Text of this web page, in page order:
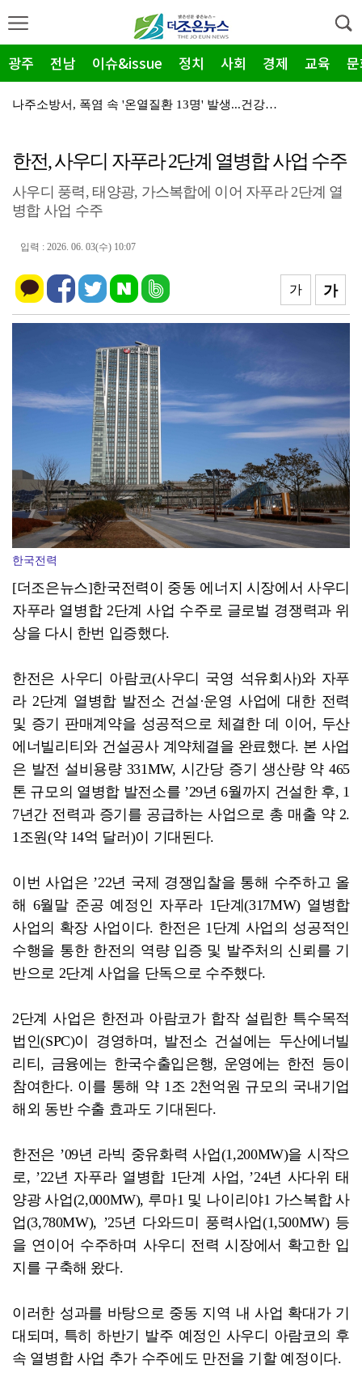
광주 전남 이슈&issue 정치 사회 경제 교육
나주소방서, 폭염 속 '온열질환 13명' 발생...건강…
민형배·김산 무안 회동, 군공항 이전 '상생 해법' 찾…
나주소방서-나주시 '안전 채운다', 재난취약가구 주거환…
광양제철소, 독거노인 마음이음 4천만원 사업비 전달
광산구자원봉사센터, 폭염 '심각'…통합지원단 출정
전남광주특별시 광산구, '자원순환 시민실천단' 가동
한전, 사우디 자푸라 2단계 열병합 사업 수주
사우디 풍력, 태양광, 가스복합에 이어 자푸라 2단계 열
병합 사업 수주
입력 : 2026. 06. 03(수) 10:07
가
가
한국전력
[더조은뉴스]한국전력이 중동 에너지 시장에서 사우디
자푸라 열병합 2단계 사업 수주로 글로벌 경쟁력과 위
상을 다시 한번 입증했다.
한전은 사우디 아람코(사우디 국영 석유회사)와 자푸
라 2단계 열병합 발전소 건설·운영 사업에 대한 전력
및 증기 판매계약을 성공적으로 체결한 데 이어, 두산
에너빌리티와 건설공사 계약체결을 완료했다. 본 사업
은 발전 설비용량 331MW, 시간당 증기 생산량 약 465
톤 규모의 열병합 발전소를 ’29년 6월까지 건설한 후, 1
7년간 전력과 증기를 공급하는 사업으로 총 매출 약 2.
1조원(약 14억 달러)이 기대된다.
이번 사업은 ’22년 국제 경쟁입찰을 통해 수주하고 올
해 6월말 준공 예정인 자푸라 1단계(317MW) 열병합
사업의 확장 사업이다. 한전은 1단계 사업의 성공적인
수행을 통한 한전의 역량 입증 및 발주처의 신뢰를 기
반으로 2단계 사업을 단독으로 수주했다.
2단계 사업은 한전과 아람코가 합작 설립한 특수목적
법인(SPC)이 경영하며, 발전소 건설에는 두산에너빌
리티, 금융에는 한국수출입은행, 운영에는 한전 등이
참여한다. 이를 통해 약 1조 2천억원 규모의 국내기업
해외 동반 수출 효과도 기대된다.
한전은 ’09년 라빅 중유화력 사업(1,200MW)을 시작으
로, ’22년 자푸라 열병합 1단계 사업, ’24년 사다위 태
양광 사업(2,000MW), 루마1 및 나이리야1 가스복합 사
업(3,780MW), ’25년 다와드미 풍력사업(1,500MW) 등
을 연이어 수주하며 사우디 전력 시장에서 확고한 입
지를 구축해 왔다.
이러한 성과를 바탕으로 중동 지역 내 사업 확대가 기
대되며, 특히 하반기 발주 예정인 사우디 아람코의 후
속 열병합 사업 추가 수주에도 만전을 기할 예정이다.